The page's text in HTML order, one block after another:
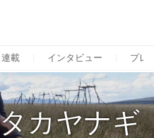
連載 インタビュー プレ
カヤナギ